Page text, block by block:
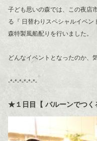
子ども思いの森では、この夜店
る『 日替わりスペシャルイベ
森特製風船配りを行いました。
どんなイベントとなったのか、
-*-*-*-*-*-*-
★１日目【 バルーンでつく